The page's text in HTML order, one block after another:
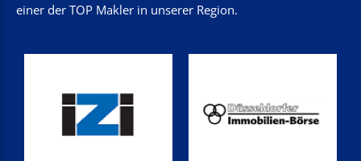
einer der TOP Makler in unserer Region.